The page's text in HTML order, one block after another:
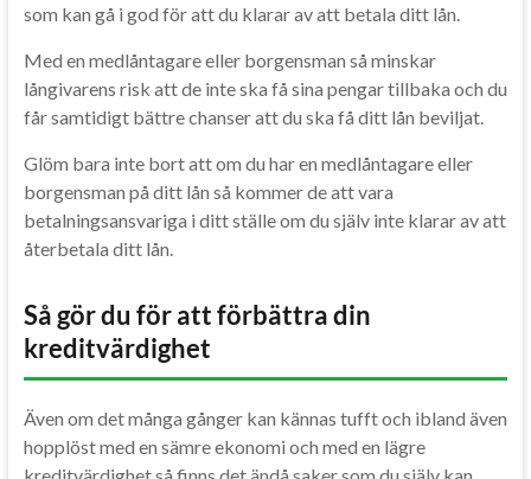
som kan gå i god för att du klarar av att betala ditt lån.
Med en medlåntagare eller borgensman så minskar
långivarens risk att de inte ska få sina pengar tillbaka och du
får samtidigt bättre chanser att du ska få ditt lån beviljat.
Glöm bara inte bort att om du har en medlåntagare eller
borgensman på ditt lån så kommer de att vara
betalningsansvariga i ditt ställe om du själv inte klarar av att
återbetala ditt lån.
Så gör du för att förbättra din
kreditvärdighet
Även om det många gånger kan kännas tufft och ibland även
hopplöst med en sämre ekonomi och med en lägre